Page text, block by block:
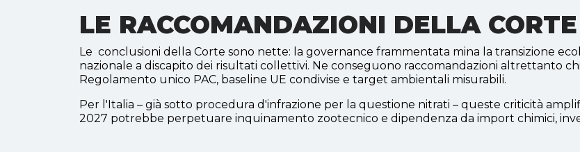
LE RACCOMANDAZIONI DELLA
Le conclusioni della Corte sono nette: la governance frammentata mina la transizione
nazionale a discapito dei risultati collettivi. Ne conseguono raccomandazioni altrettanto
Regolamento unico PAC, baseline UE condivise e target ambientali misurabili.
Per l'Italia – già sotto procedura d'infrazione per la questione nitrati – queste criticità
2027 potrebbe perpetuare inquinamento zootecnico e dipendenza da import chimici,